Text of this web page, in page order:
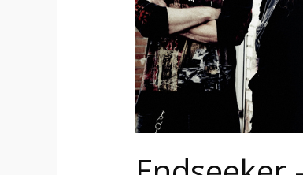
album
+
nouveau
single
« Violence
is
sous